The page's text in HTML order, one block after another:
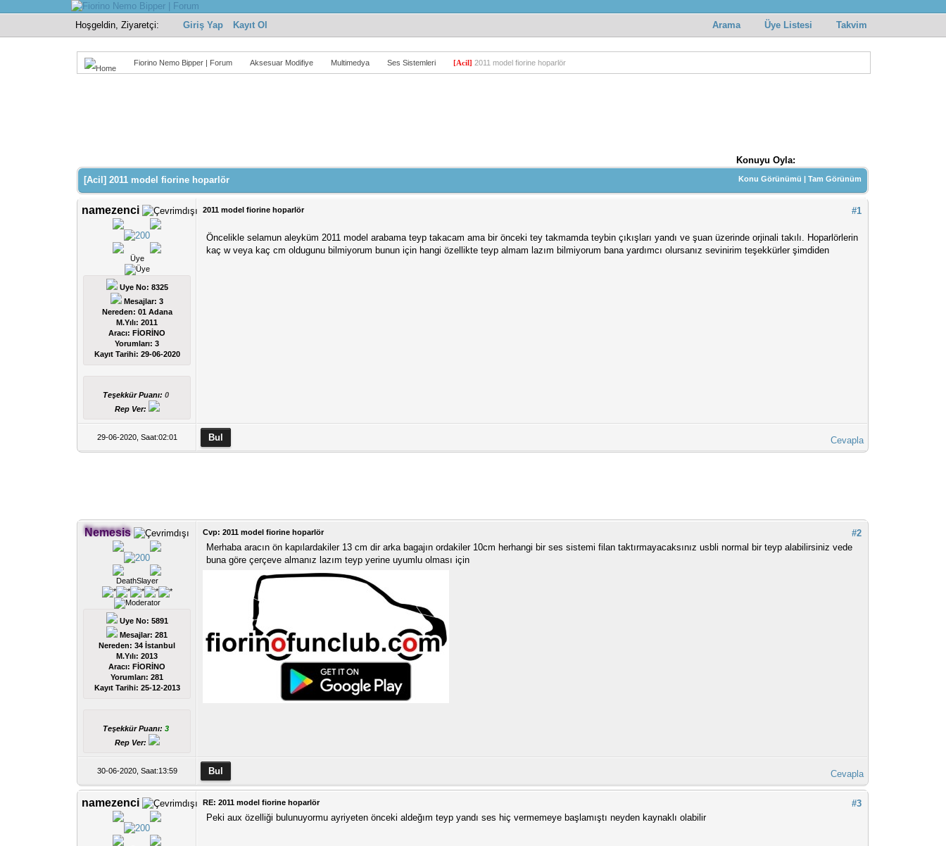
Arama Üye Listesi Takvim
Hoşgeldin, Ziyaretçi: Giriş Yap Kayıt Ol
Fiorino Nemo Bipper | Forum Aksesuar Modifiye Multimedya Ses Sistemleri [Acil] 2011 model fiorine hoparlör
Konuyu Oyla:
Konu Görünümü |Tam Görünüm
[Acil] 2011 model fiorine hoparlör
namezenci
Üye
Uye No: 8325
Mesajlar: 3
Nereden: 01 Adana
M.Yılı: 2011
Aracı: FİORİNO
Yorumları:3
Kayıt Tarihi: 29-06-2020
Teşekkür Puanı:0
Rep Ver:
#1
2011 model fiorine hoparlör
Öncelikle selamun aleyküm 2011 model arabama teyp takacam ama bir önceki tey takmamda teybin çıkışları yandı ve şuan üzerinde orjinali takılı. Hoparlörlerin
kaç w veya kaç cm oldugunu bilmiyorum bunun için hangi özellikte teyp almam lazım bilmiyorum bana yardımcı olursanız sevinirim teşekkürler şimdiden
29-06-2020, Saat:02:01 Cevapla
Nemesis
DeathSlayer
Uye No: 5891
Mesajlar: 281
Nereden: 34 İstanbul
M.Yılı: 2013
Aracı: FİORİNO
Yorumları:281
Kayıt Tarihi: 25-12-2013
Teşekkür Puanı:3
Rep Ver:
#2
Cvp: 2011 model fiorine hoparlör
Merhaba aracın ön kapılardakiler 13 cm dir arka bagajın ordakiler 10cm herhangi bir ses sistemi filan taktırmayacaksınız usbli normal bir teyp alabilirsiniz vede
buna göre çerçeve almanız lazım teyp yerine uyumlu olması için
30-06-2020, Saat:13:59 Cevapla
namezenci #3
RE: 2011 model fiorine hoparlör
Peki aux özelliği bulunuyormu ayriyeten önceki aldeğım teyp yandı ses hiç vermemeye başlamıştı neyden kaynaklı olabilir